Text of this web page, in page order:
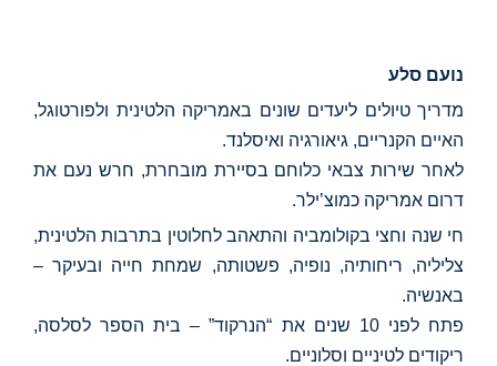
נועם סלע
מדריך טיולים ליעדים שונים באמריקה הלטינית ולפורטוגל,
האיים הקנריים, גיאורגיה ואיסלנד.
לאחר שירות צבאי כלוחם בסיירת מובחרת, חרש נעם את
דרום אמריקה כמוצ’ילר.
חי שנה וחצי בקולומביה והתאהב לחלוטין בתרבות הלטינית,
צליליה, ריחותיה, נופיה, פשטותה, שמחת חייה ובעיקר –
באנשיה.
פתח לפני 10 שנים את “הנרקוד” – בית הספר לסלסה,
ריקודים לטיניים וסלוניים.